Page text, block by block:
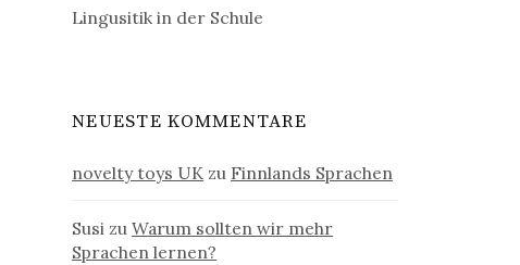
Lingusitik in der Schule
NEUESTE KOMMENTARE
novelty toys UK zu Finnlands Sprachen
Susi zuWarum sollten wir mehr
Sprachen lernen?